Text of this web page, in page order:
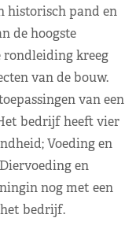
historisch pand en
de hoogste
rondleiding kreeg
van de bouw.
van een
bedrijf heeft vier
Voeding en
en
nog met een
bedrijf.